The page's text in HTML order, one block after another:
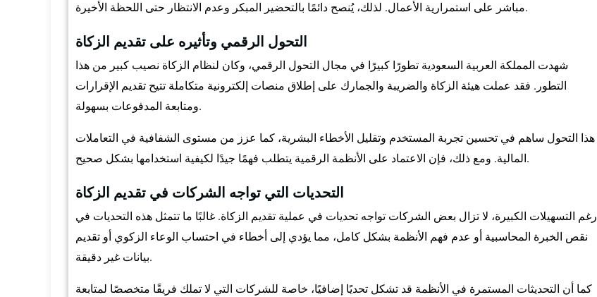
مباشر على استمرارية الأعمال. لذلك، يُنصح دائمًا بالتحضير المبكر وعدم الانتظار حتى اللحظة الأخيرة.
التحول الرقمي وتأثيره على تقديم الزكاة
شهدت المملكة العربية السعودية تطورًا كبيرًا في مجال التحول الرقمي، وكان لنظام الزكاة نصيب كبير من هذا
التطور. فقد عملت هيئة الزكاة والضريبة والجمارك على إطلاق منصات إلكترونية متكاملة تتيح تقديم الإقرارات
ومتابعة المدفوعات بسهولة.
هذا التحول ساهم في تحسين تجربة المستخدم وتقليل الأخطاء البشرية، كما عزز من مستوى الشفافية في التعاملات
المالية. ومع ذلك، فإن الاعتماد على الأنظمة الرقمية يتطلب فهمًا جيدًا لكيفية استخدامها بشكل صحيح.
التحديات التي تواجه الشركات في تقديم الزكاة
رغم التسهيلات الكبيرة، لا تزال بعض الشركات تواجه تحديات في عملية تقديم الزكاة. غالبًا ما تتمثل هذه التحديات في
نقص الخبرة المحاسبية أو عدم فهم الأنظمة بشكل كامل، مما يؤدي إلى أخطاء في احتساب الوعاء الزكوي أو تقديم
بيانات غير دقيقة.
كما أن التحديثات المستمرة في الأنظمة قد تشكل تحديًا إضافيًا، خاصة للشركات التي لا تملك فريقًا متخصصًا لمتابعة